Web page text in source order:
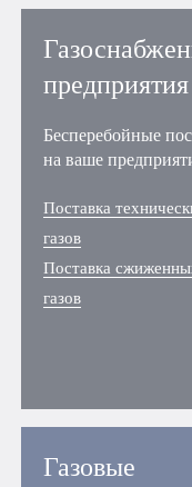
предприятия
Бесперебойные
на ваше
Поставка
газов
Поставка
газов
Газовые